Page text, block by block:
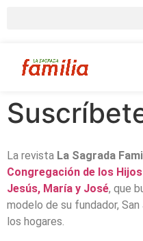
La revista La Sagrada
Congregación de los
Jesús, María y José, que
modelo de su fundador,
los hogares.